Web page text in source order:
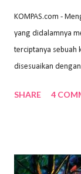
KOMPAS.com -
yang didalamnya
terciptanya sebuah
disesuaikan
sehingga hasilnya
memiliki
SHARE 4